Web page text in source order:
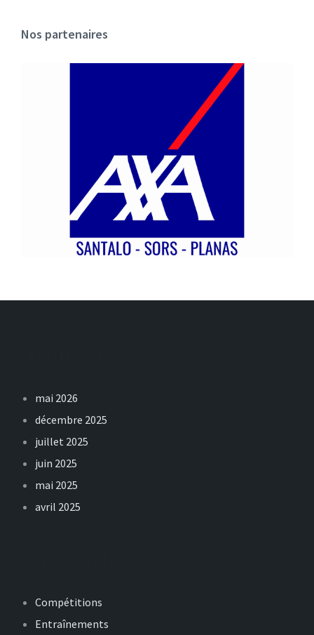
Nos partenaires
mai 2026
décembre 2025
juillet 2025
juin 2025
mai 2025
avril 2025
Compétitions
Entraînements